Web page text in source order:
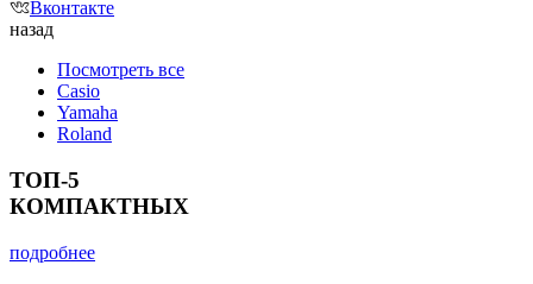
Вконтакте
назад
Посмотреть все
Casio
Yamaha
Roland
ТОП-5
КОМПАКТНЫХ
подробнее